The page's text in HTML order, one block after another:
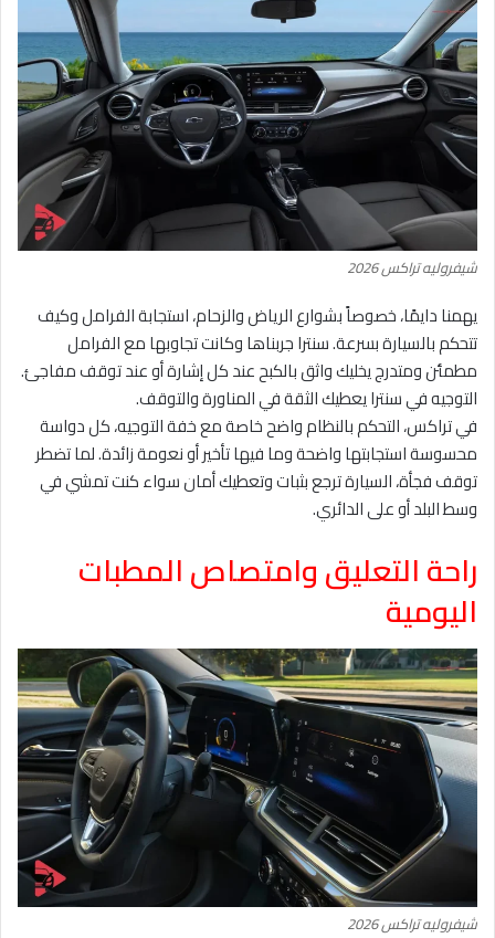
شيفروليه تراكس 2026
يهمنا دايمًا، خصوصاً بشوارع الرياض والزحام، استجابة الفرامل وكيف
تتحكم بالسيارة بسرعة. سنترا جربناها وكانت تجاوبها مع الفرامل
مطمئن ومتدرج يخليك واثق بالكبح عند كل إشارة أو عند توقف مفاجئ.
التوجيه في سنترا يعطيك الثقة في المناورة والتوقف.
في تراكس، التحكم بالنظام واضح خاصة مع خفة التوجيه، كل دواسة
محسوسة استجابتها واضحة وما فيها تأخير أو نعومة زائدة. لما تضطر
توقف فجأة، السيارة ترجع بثبات وتعطيك أمان سواء كنت تمشي في
وسط البلد أو على الدائري.
راحة التعليق وامتصاص المطبات
اليومية
شيفروليه تراكس 2026